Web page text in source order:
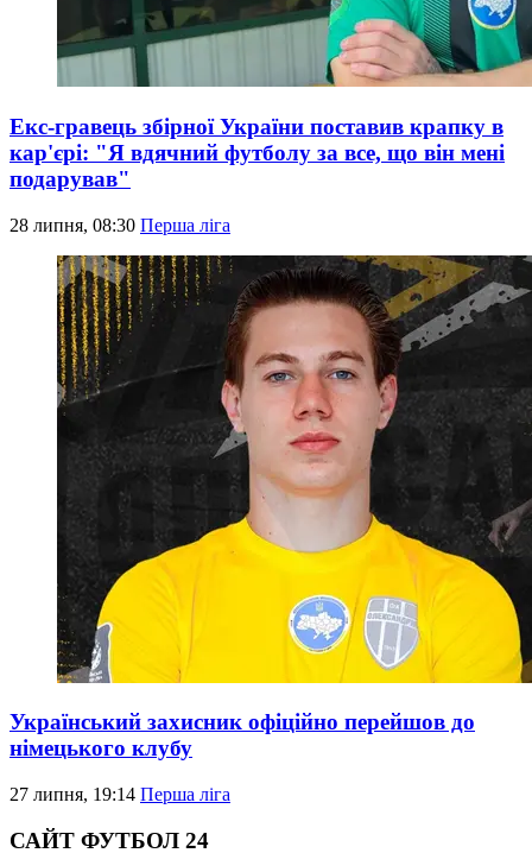
Екс-гравець збірної України поставив крапку в
кар'єрі: "Я вдячний футболу за все, що він мені
подарував"
28 липня, 08:30 Перша ліга
Український захисник офіційно перейшов до
німецького клубу
27 липня, 19:14 Перша ліга
САЙТ ФУТБОЛ 24